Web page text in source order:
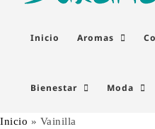
Inicio Aromas
Bienestar Moda
Inicio » Vainilla